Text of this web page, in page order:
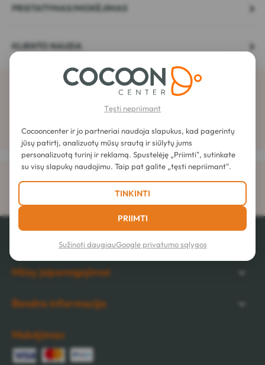
PRISTATYMAS/MOKĖJIMAS
KLIENTO NAUDA
Prenumeruokite naujienlaiškį
Mūsų paslaugos
Mūsų įsipareigojimai
Bendra informacija
Mokėjimas
Tęsti nepriimant
Cocooncenter ir jo partneriai naudoja slapukus, kad pagerintų
jūsų patirtį, analizuotų mūsų srautą ir siūlytų jums
personalizuotą turinį ir reklamą. Spustelėję „Priimti", sutinkate
su visų slapukų naudojimu. Taip pat galite „tęsti nepriimant".
TINKINTI
PRIIMTI
Sužinoti daugiauGoogle privatumo sąlygos